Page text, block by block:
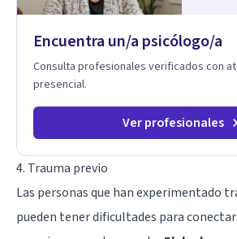
terapéuticos transformadores, cálidos y
en cada etapa de tu vida.
Encuentra un/a psicólogo/a
Consulta profesionales verificados con
presencial.
Ver profesionales
4. Trauma previo
Las personas que han experimentado
pueden tener dificultades para